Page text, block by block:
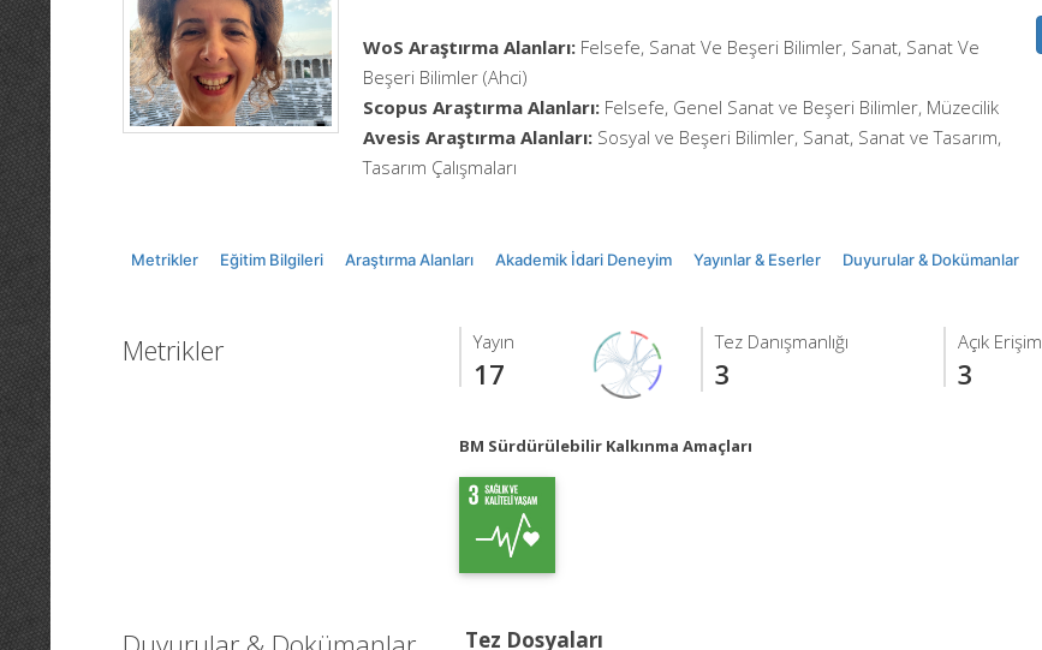
WoS Araştırma Alanları: Felsefe, Sanat Ve Beşeri Bilimler, Sanat, Sanat Ve
Beşeri Bilimler (Ahci)
Scopus Araştırma Alanları: Felsefe, Genel Sanat ve Beşeri Bilimler, Müzecilik
Avesis Araştırma Alanları: Sosyal ve Beşeri Bilimler, Sanat, Sanat ve Tasarım,
Tasarım Çalışmaları
Metrikler Eğitim Bilgileri Araştırma Alanları Akademik İdari Deneyim Yayınlar & Eserler Duyurular & Dokümanlar
Metrikler Yayın
17
Tez Danışmanlığı
3
Açık Erişim
3
BM Sürdürülebilir Kalkınma Amaçları
Tez Dosyaları